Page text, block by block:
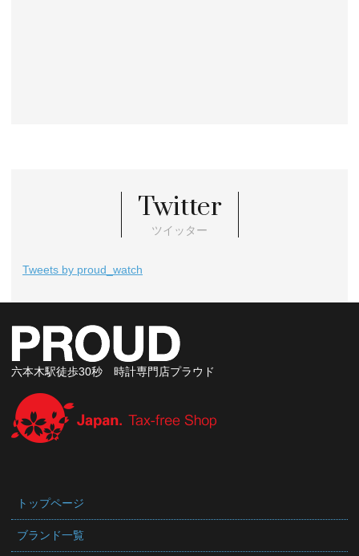
Twitter
ツイッター
Tweets by proud_watch
六本木駅徒歩30秒 時計専門店プラウド
トップページ
ブランド一覧